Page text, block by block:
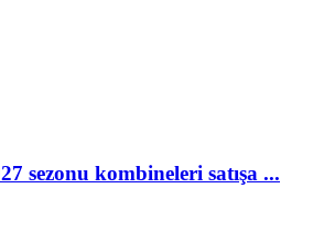
sezonu kombineleri satışa ...